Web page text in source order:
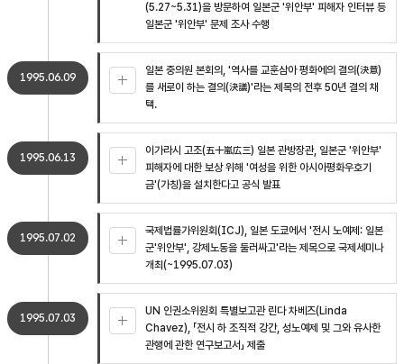
(5.27~5.31)을 방문하여 일본군 '위안부' 피해자 인터뷰 등
일본군 '위안부' 문제 조사 수행
1995.06.09
일본 중의원 본회의, '역사를 교훈삼아 평화에의 결의(決意)
를 새로이 하는 결의(決議)'라는 제목의 전후 50년 결의 채
택.
1995.06.13
이가라시 고조(五十嵐広三) 일본 관방장관, 일본군 '위안부'
피해자에 대한 보상 위해 '여성을 위한 아시아평화우호기
금'(가칭)을 설치한다고 공식 발표
1995.07.02
국제법률가위원회(ICJ), 일본 도쿄에서 '전시 노예제: 일본
군'위안부', 강제노동을 둘러싸고'라는 제목으로 국제세미나
개최(~1995.07.03)
1995.07.03
UN 인권소위원회 특별보고관 린다 차베즈(Linda
Chavez), 「전시 하 조직적 강간, 성노예제 및 그와 유사한
관행에 관한 연구보고서」 제출